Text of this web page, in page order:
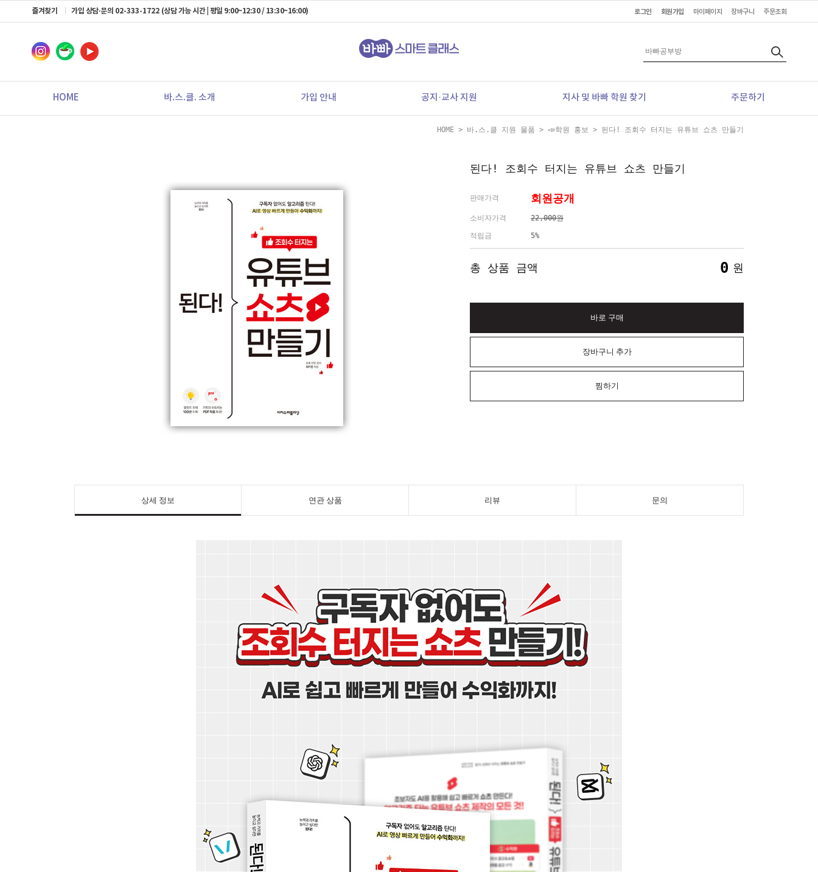
즐겨찾기 가입 상담·문의 02-333-1722 (상담 가능 시간 | 평일 9:00~12:30 / 13:30~16:00) 로그인 회원가입 마이페이지 장바구니 주문조회
HOME 바.스.클. 소개 가입 안내 공지·교사 지원 지사 및 바빠 학원 찾기 주문하기
HOME > 바.스.클 지원 물품 > 📣학원 홍보 > 된다! 조회수 터지는 유튜브 쇼츠 만들기
된다! 조회수 터지는 유튜브 쇼츠 만들기
판매가격 회원공개
소비자가격 22,000원
적립금 5%
총 상품 금액 0 원
바로 구매
장바구니 추가
찜하기
상세 정보 연관 상품 리뷰 문의